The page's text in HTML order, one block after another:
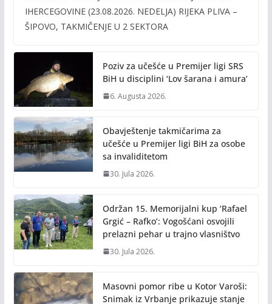
b
o
k
er l y
n
k
IHERCEGOVINE (23.08.2026. NEDELJA) RIJEKA PLIVA –
ŠIPOVO, TAKMIČENJE U 2 SEKTORA
Poziv za učešće u Premijer ligi SRS
BiH u disciplini ‘Lov šarana i amura’
6. Augusta 2026.
Obavještenje takmičarima za
učešće u Premijer ligi BiH za osobe
sa invaliditetom
30. Jula 2026.
Održan 15. Memorijalni kup ‘Rafael
Grgić – Rafko’: Vogošćani osvojili
prelazni pehar u trajno vlasništvo
30. Jula 2026.
Masovni pomor ribe u Kotor Varoši:
Snimak iz Vrbanje prikazuje stanje